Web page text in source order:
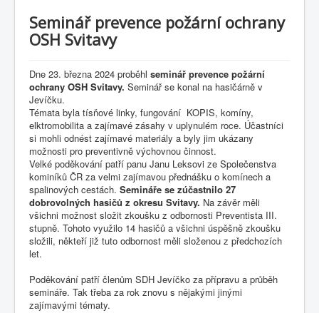
Seminář prevence požární ochrany
OSH Svitavy
Dne 23. března 2024 proběhl seminář prevence požární
ochrany OSH Svitavy. Seminář se konal na hasičárně v
Jevíčku.
Témata byla tísňové linky, fungování KOPIS, komíny,
elktromobilita a zajímavé zásahy v uplynulém roce. Účastníci
si mohli odnést zajímavé materiály a byly jim ukázany
možnosti pro preventivně výchovnou činnost.
Velké poděkování patří panu Janu Leksovi ze Společenstva
kominíků ČR za velmi zajímavou přednášku o komínech a
spalinových cestách. Semináře se zúčastnilo 27
dobrovolných hasičů z okresu Svitavy. Na závěr měli
všichni možnost složit zkoušku z odbornosti Preventista III.
stupně. Tohoto využilo 14 hasičů a všichni úspěšně zkoušku
složili, někteří již tuto odbornost měli složenou z předchozích
let.
Poděkování patří členům SDH Jevíčko za přípravu a průběh
semináře. Tak třeba za rok znovu s nějakými jinými
zajímavými tématy.